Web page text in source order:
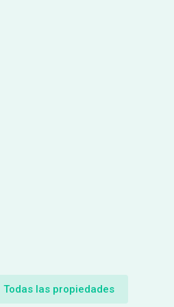
Todas las propiedades